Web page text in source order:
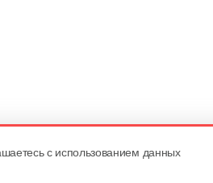
с использованием данных